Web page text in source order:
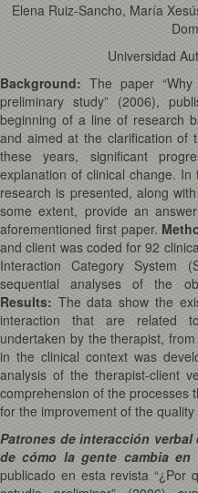
Elena Ruiz-Sancho, María
Universidad
Background: The paper
preliminary study” (2006),
beginning of a line of research
and aimed at the clarification of
these years, significant
explanation of clinical change.
research is presented, along
some extent, provide an
aforementioned first paper.
and client was coded for 92
Interaction Category System
sequential analyses of the
Results: The data show the
interaction that are related
undertaken by the therapist,
in the clinical context was
analysis of the therapist-client
comprehension of the processes
for the improvement of the
Patrones de interacción
de cómo la gente cambia en
publicado en esta revista “¿Por